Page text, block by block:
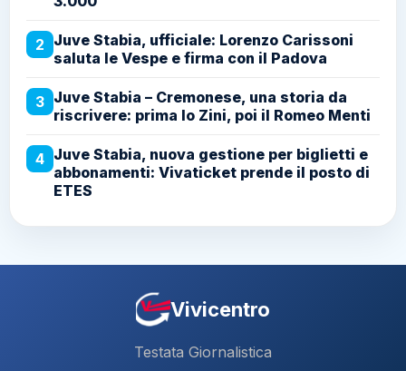
2 Juve Stabia, ufficiale: Lorenzo Carissoni
saluta le Vespe e firma con il Padova
3 Juve Stabia – Cremonese, una storia da
riscrivere: prima lo Zini, poi il Romeo Menti
4 Juve Stabia, nuova gestione per biglietti e
abbonamenti: Vivaticket prende il posto di
ETES
Vivicentro
Testata Giornalistica